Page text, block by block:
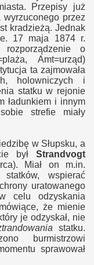
Przepisy już
wyrzuconego przez
kradzieżą. Jednak
17 maja 1874 r.
rozporządzenie o
Amt=urząd)
ta zajmowała
holowniczych i
statku w rejonie
ładunkiem i innym
strefie miały
w Słupsku, a
był Strandvogt
Miał on m.in.
wspierać
hrony uratowanego
wcelu odzyskania
że mienie
je odzyskał, nie
statku.
burmistrzowi
sprawował